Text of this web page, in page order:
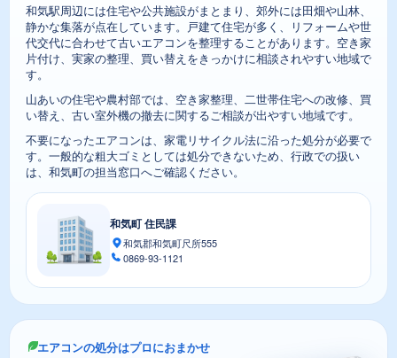
和気駅周辺には住宅や公共施設がまとまり、郊外には田畑や山林、
静かな集落が点在しています。戸建て住宅が多く、リフォームや世
代交代に合わせて古いエアコンを整理することがあります。空き家
片付け、実家の整理、買い替えをきっかけに相談されやすい地域で
す。
山あいの住宅や農村部では、空き家整理、二世帯住宅への改修、買
い替え、古い室外機の撤去に関するご相談が出やすい地域です。
不要になったエアコンは、家電リサイクル法に沿った処分が必要で
す。一般的な粗大ゴミとしては処分できないため、行政での扱い
は、和気町の担当窓口へご確認ください。
和気町 住民課
和気郡和気町尺所555
0869-93-1121
エアコンの処分はプロにおまかせ